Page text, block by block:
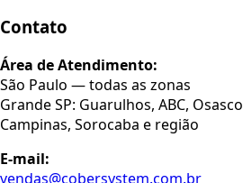
Contato
Área de Atendimento:
São Paulo — todas as zonas
Grande SP: Guarulhos, ABC, Osasco
Campinas, Sorocaba e região
E-mail:
vendas@cobersystem.com.br